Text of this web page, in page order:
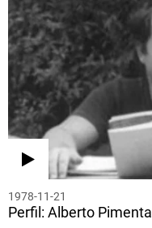
1978-11-21
Perfil: Alberto Pimenta